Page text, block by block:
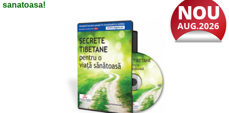
sanatoasa!
NOU
AUG.2026